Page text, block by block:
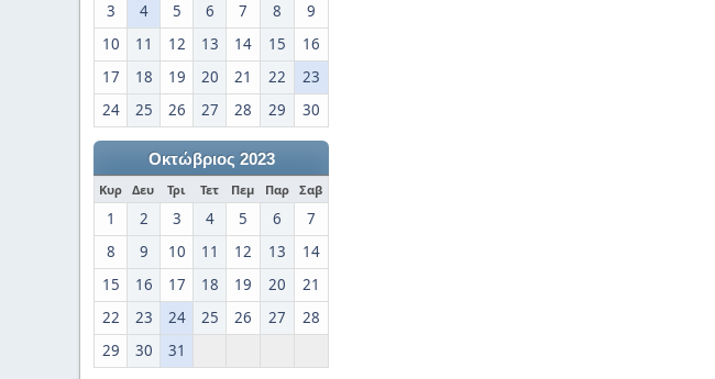
3
4 5 6 7 8
9
10
11 12 13 14 15
16
17
18 19 20 21 22
23
24
25 26 27 28 29 30
Οκτώβριος 2023
Κυρ Δευ Τρι Τετ Πεμ Παρ Σαβ
1 2 3 4 5 6
7
8
9 10 11 12 13
14
15
16 17 18 19 20
21
22
23 24 25 26 27
28
29
30 31